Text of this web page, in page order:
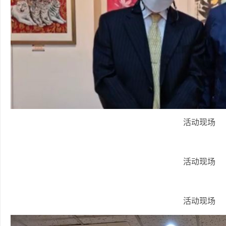
活动现场
活动现场
活动现场